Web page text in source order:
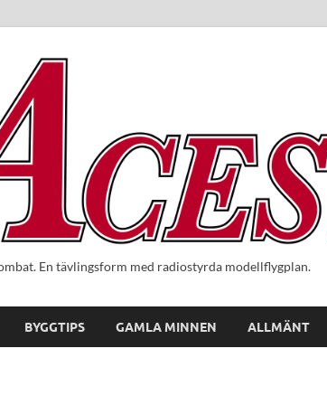
En tävlingsform med radiostyrda modellflygplan.
BYGGTIPS GAMLA MINNEN ALLMÄNT